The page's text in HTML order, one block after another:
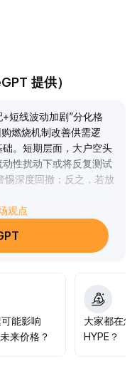
提供）
短线波动加剧”分化格
燃烧机制改善供需逻
。短期层面，大户空头
性扰动下或将反复测试
深度回撤；反之，若放
区间。建议机构维持核
动，严控风险。
观点
能影响
来价格？
大家都在怎
HYPE？